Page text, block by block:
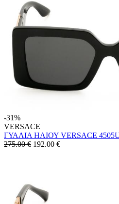
-31%
VERSACE
ΓΥΑΛΙΑ ΗΛΙΟΥ VERSACE
275.00 € 192.00 €